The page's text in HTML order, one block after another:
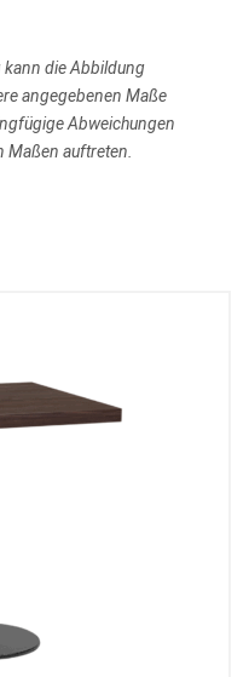
die Abbildung
angegebenen Maße
Abweichungen
Maßen auftreten.